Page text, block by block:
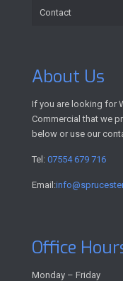
Contact
About Us
If you are looking for
Commercial that we
below or use our
Tel: 07554 679 716
Email:
Office
Monday – Friday